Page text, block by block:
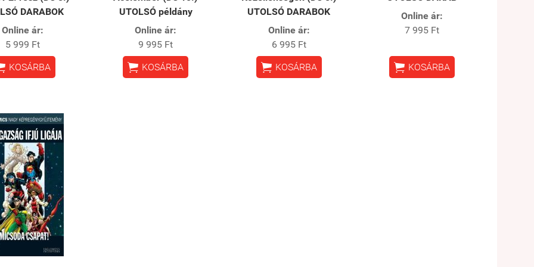
DARABOK
Online ár:
5 999 Ft
KOSÁRBA
UTOLSÓ példány
Online ár:
9 995 Ft
 KOSÁRBA
UTOLSÓ DARABOK
Online ár:
6 995 Ft
 KOSÁRBA
Online ár:
7 995 Ft
 KOSÁRBA